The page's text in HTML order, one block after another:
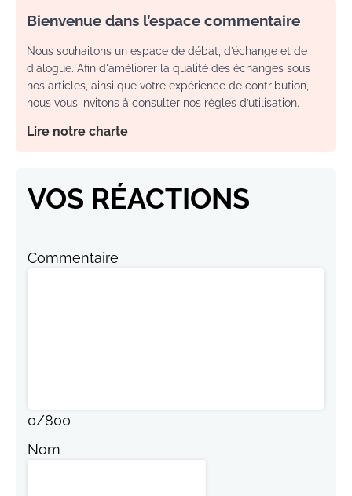
Bienvenue dans l’espace commentaire
Nous souhaitons un espace de débat, d’échange et de
dialogue. Afin d'améliorer la qualité des échanges sous
nos articles, ainsi que votre expérience de contribution,
nous vous invitons à consulter nos règles d’utilisation.
Lire notre charte
VOS RÉACTIONS
Commentaire
0/800
Nom